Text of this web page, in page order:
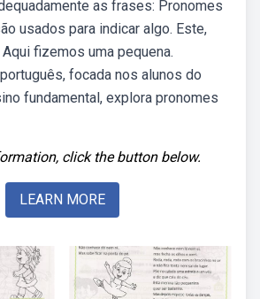
as frases: Pronomes
usados para indicar algo. Este,
fizemos uma pequena.
focada nos alunos do
fundamental, explora pronomes
click the button below.
LEARN MORE